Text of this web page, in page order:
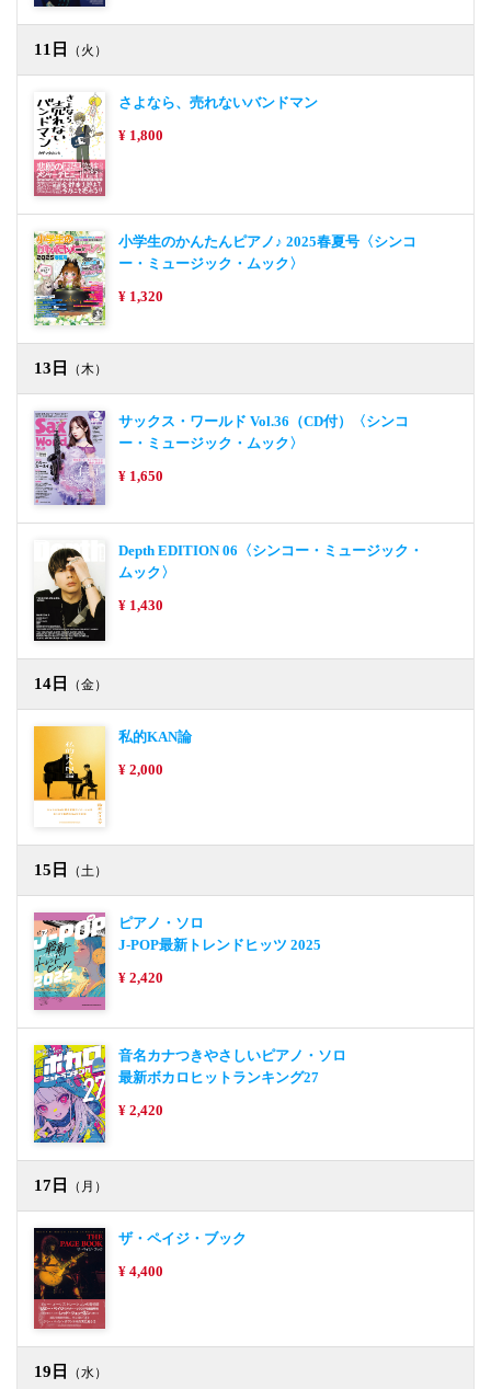
11日 （火）
さよなら、売れないバンドマン
¥ 1,800
小学生のかんたんピアノ♪ 2025春夏号〈シンコ
ー・ミュージック・ムック〉
¥ 1,320
13日 （木）
サックス・ワールド Vol.36（CD付）〈シンコ
ー・ミュージック・ムック〉
¥ 1,650
Depth EDITION 06〈シンコー・ミュージック・
ムック〉
¥ 1,430
14日 （金）
私的KAN論
¥ 2,000
15日 （土）
ピアノ・ソロ
J-POP最新トレンドヒッツ 2025
¥ 2,420
音名カナつきやさしいピアノ・ソロ
最新ボカロヒットランキング27
¥ 2,420
17日 （月）
ザ・ペイジ・ブック
¥ 4,400
19日 （水）